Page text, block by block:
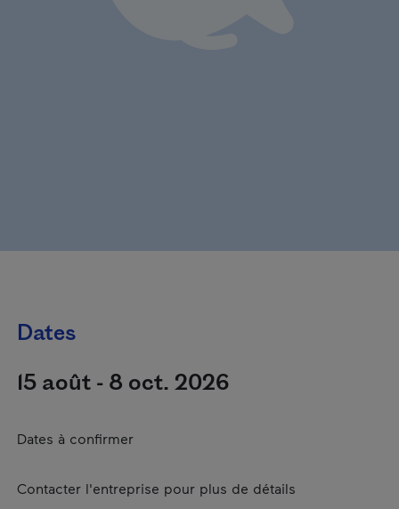
Dates
15 août - 8 oct. 2026
Dates à confirmer
Contacter l'entreprise pour plus de détails